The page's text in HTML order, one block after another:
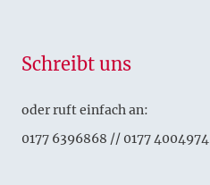
Schreibt uns
oder ruft einfach an:
0177 6396868 // 0177 4004974